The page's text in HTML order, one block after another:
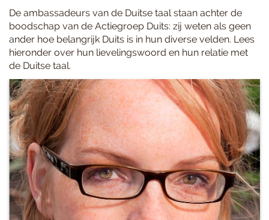
De ambassadeurs van de Duitse taal staan achter de
boodschap van de Actiegroep Duits: zij weten als geen
ander hoe belangrijk Duits is in hun diverse velden. Lees
hieronder over hun lievelingswoord en hun relatie met
de Duitse taal.